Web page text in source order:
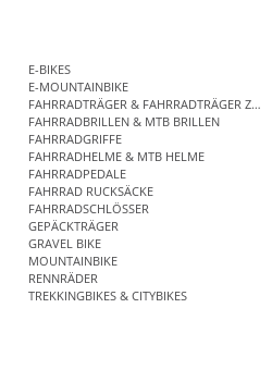
E-BIKES
E-MOUNTAINBIKE
FAHRRADTRÄGER & FAHRRADTRÄGER
FAHRRADBRILLEN & MTB BRILLEN
FAHRRADGRIFFE
FAHRRADHELME & MTB HELME
FAHRRADPEDALE
FAHRRAD RUCKSÄCKE
FAHRRADSCHLÖSSER
GEPÄCKTRÄGER
GRAVEL BIKE
MOUNTAINBIKE
RENNRÄDER
TREKKINGBIKES & CITYBIKES